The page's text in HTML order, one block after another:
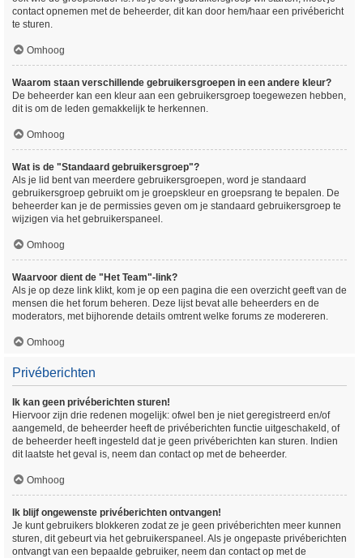
contact opnemen met de beheerder, dit kan door hem/haar een privébericht
te sturen.
Omhoog
Waarom staan verschillende gebruikersgroepen in een andere kleur?
De beheerder kan een kleur aan een gebruikersgroep toegewezen hebben,
dit is om de leden gemakkelijk te herkennen.
Omhoog
Wat is de "Standaard gebruikersgroep"?
Als je lid bent van meerdere gebruikersgroepen, word je standaard
gebruikersgroep gebruikt om je groepskleur en groepsrang te bepalen. De
beheerder kan je de permissies geven om je standaard gebruikersgroep te
wijzigen via het gebruikerspaneel.
Omhoog
Waarvoor dient de "Het Team"-link?
Als je op deze link klikt, kom je op een pagina die een overzicht geeft van de
mensen die het forum beheren. Deze lijst bevat alle beheerders en de
moderators, met bijhorende details omtrent welke forums ze modereren.
Omhoog
Privéberichten
Ik kan geen privéberichten sturen!
Hiervoor zijn drie redenen mogelijk: ofwel ben je niet geregistreerd en/of
aangemeld, de beheerder heeft de privéberichten functie uitgeschakeld, of
de beheerder heeft ingesteld dat je geen privéberichten kan sturen. Indien
dit laatste het geval is, neem dan contact op met de beheerder.
Omhoog
Ik blijf ongewenste privéberichten ontvangen!
Je kunt gebruikers blokkeren zodat ze je geen privéberichten meer kunnen
sturen, dit gebeurt via het gebruikerspaneel. Als je ongepaste privéberichten
ontvangt van een bepaalde gebruiker, neem dan contact op met de